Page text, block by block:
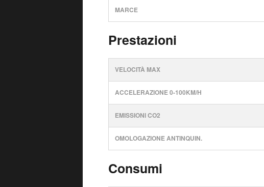
MARCE
Prestazioni
VELOCITÀ MAX
ACCELERAZIONE 0-100KM/H
EMISSIONI CO2
OMOLOGAZIONE ANTINQUIN.
Consumi